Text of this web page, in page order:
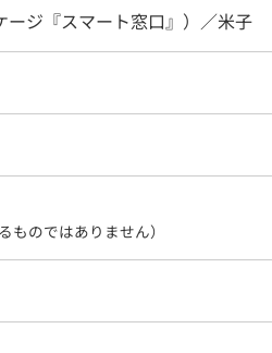
ジ『スマート窓口』）／米子
ものではありません）